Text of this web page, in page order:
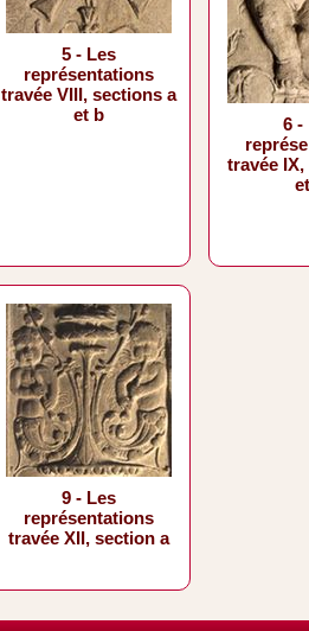
5 - Les
représentations
travée VIII, sections a
et b
6 -
travée
9 - Les
représentations
travée XII, section a